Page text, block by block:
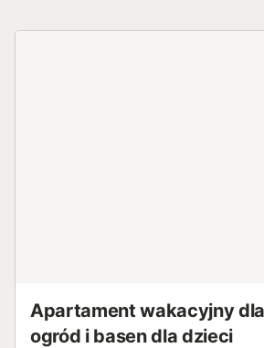
Apartament wakacyjny
ogród i basen dla dzieci